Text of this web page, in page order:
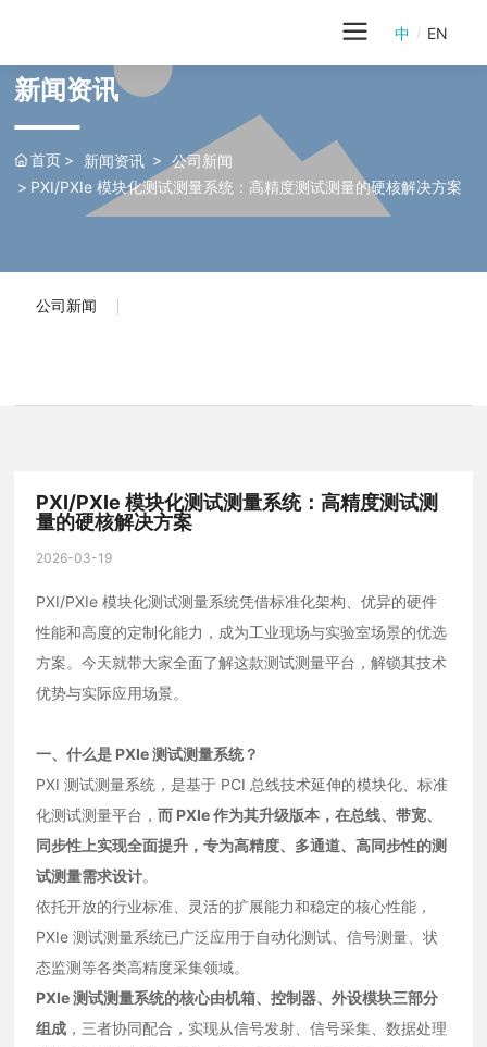
中 / EN
新闻资讯
首页 新闻资讯
公司新闻
PXI/PXIe 模块化测试测量系统：高精度测试测量的硬核解决方案
公司新闻
PXI/PXIe 模块化测试测量系统：高精度测试测
量的硬核解决方案
2026-03-19
PXI/PXIe 模块化测试测量系统凭借标准化架构、优异的硬件
性能和高度的定制化能力，成为工业现场与实验室场景的优选
方案。今天就带大家全面了解这款测试测量平台，解锁其技术
优势与实际应用场景。
一、什么是 PXIe 测试测量系统？
PXI 测试测量系统，是基于 PCI 总线技术延伸的模块化、标准
化测试测量平台，而 PXIe 作为其升级版本，在总线、带宽、
同步性上实现全面提升，专为高精度、多通道、高同步性的测
试测量需求设计。
依托开放的行业标准、灵活的扩展能力和稳定的核心性能，
PXIe 测试测量系统已广泛应用于自动化测试、信号测量、状
态监测等各类高精度采集领域。
PXIe 测试测量系统的核心由机箱、控制器、外设模块三部分
组成 ，三者协同配合，实现从信号发射、信号采集、数据处理